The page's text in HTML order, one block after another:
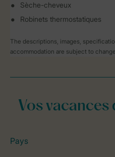
Sèche-cheveux
Robinets thermostatiques
The descriptions, images,
accommodation are subject to
Vos
Pays